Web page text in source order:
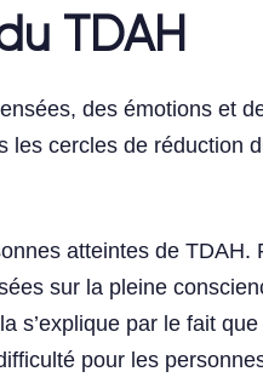
TDAH
des émotions et
les cercles de réduction
atteintes de TDAH.
sur la pleine
s’explique par le fait
pour les